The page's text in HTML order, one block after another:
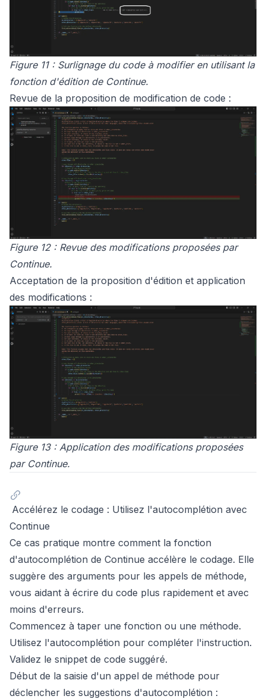
Figure 11 : Surlignage du code à modifier en utilisant la
fonction d'édition de Continue.
Revue de la proposition de modification de code :
Figure 12 : Revue des modifications proposées par
Continue.
Acceptation de la proposition d'édition et application
des modifications :
Figure 13 : Application des modifications proposées
par Continue.
Accélérez le codage : Utilisez l'autocomplétion avec
Continue
Ce cas pratique montre comment la fonction
d'autocomplétion de Continue accélère le codage. Elle
suggère des arguments pour les appels de méthode,
vous aidant à écrire du code plus rapidement et avec
moins d'erreurs.
Commencez à taper une fonction ou une méthode.
Utilisez l'autocomplétion pour compléter l'instruction.
Validez le snippet de code suggéré.
Début de la saisie d'un appel de méthode pour
déclencher les suggestions d'autocomplétion :